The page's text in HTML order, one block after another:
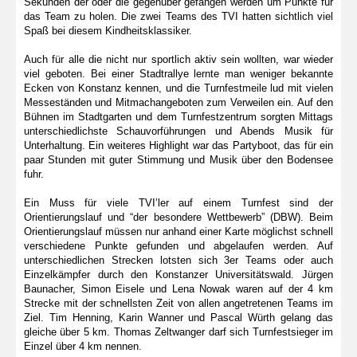
das Team zu holen. Die zwei Teams des TVI hatten sichtlich viel
Spaß bei diesem Kindheitsklassiker.
Auch für alle die nicht nur sportlich aktiv sein wollten, war wieder
viel geboten. Bei einer Stadtrallye lernte man weniger bekannte
Ecken von Konstanz kennen, und die Turnfestmeile lud mit vielen
Messeständen und Mitmachangeboten zum Verweilen ein. Auf den
Bühnen im Stadtgarten und dem Turnfestzentrum sorgten Mittags
unterschiedlichste Schauvorführungen und Abends Musik für
Unterhaltung. Ein weiteres Highlight war das Partyboot, das für ein
paar Stunden mit guter Stimmung und Musik über den Bodensee
fuhr.
Ein Muss für viele TVI’ler auf einem Turnfest sind der
Orientierungslauf und “der besondere Wettbewerb” (DBW). Beim
Orientierungslauf müssen nur anhand einer Karte möglichst schnell
verschiedene Punkte gefunden und abgelaufen werden. Auf
unterschiedlichen Strecken lotsten sich 3er Teams oder auch
Einzelkämpfer durch den Konstanzer Universitätswald. Jürgen
Baunacher, Simon Eisele und Lena Nowak waren auf der 4 km
Strecke mit der schnellsten Zeit von allen angetretenen Teams im
Ziel. Tim Henning, Karin Wanner und Pascal Würth gelang das
gleiche über 5 km. Thomas Zeltwanger darf sich Turnfestsieger im
Einzel über 4 km nennen.